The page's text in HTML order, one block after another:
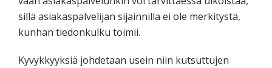
sillä asiakaspalvelijan sijainnilla ei ole merkitystä,
kunhan tiedonkulku toimii.
Kyvykkyyksiä johdetaan usein niin kutsuttujen